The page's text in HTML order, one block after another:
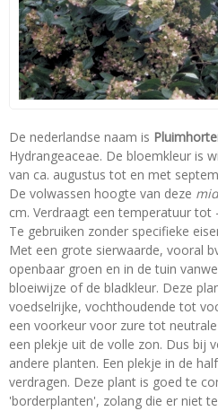
De nederlandse naam is
Hydrangeaceae. De bloemkleur is
van ca. augustus tot en met
De volwassen hoogte van deze
cm. Verdraagt een temperatuur tot
Te gebruiken zonder specifieke
Met een grote sierwaarde, vooral
openbaar groen en in de tuin
bloeiwijze of de bladkleur. Deze
voedselrijke, vochthoudende tot
een voorkeur voor zure tot
een plekje uit de volle zon. Dus bij
andere planten. Een plekje in de
verdragen. Deze plant is goed te
'borderplanten', zolang die er niet